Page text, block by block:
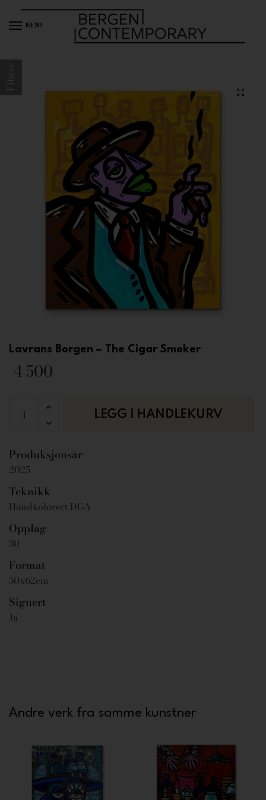
MENY
Lavrans Borgen – The Cigar Smoker
4 500
LEGG I HANDLEKURV
Produksjonsår
2025
Teknikk
Håndkolorert DGA
Opplag
30
Format
50x62cm
Signert
Ja
Andre verk fra samme kunstner
Filtrer